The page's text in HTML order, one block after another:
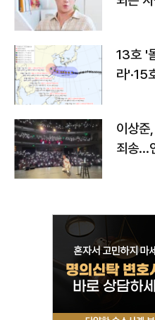
13호 '
라'·15
이상
죄송…